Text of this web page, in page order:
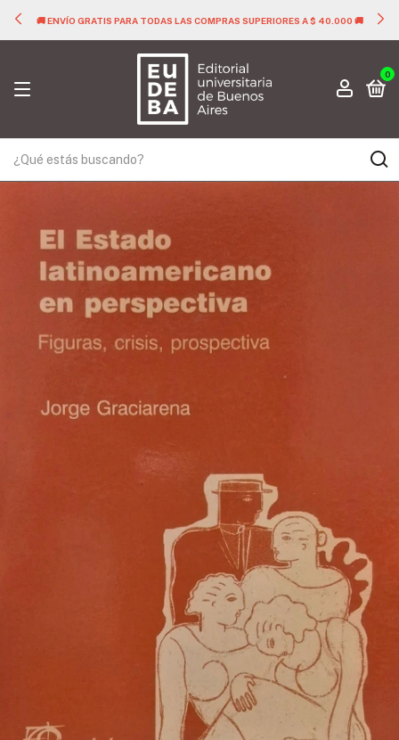
🚚 ENVÍO GRATIS PARA TODAS LAS COMPRAS SUPERIORES A $ 40.000 🚚
0